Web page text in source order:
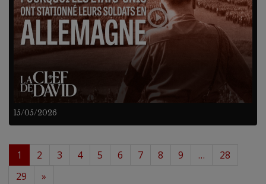
15/05/2026
1 2 3 4 5 6 7 8 9 …
28
29
»